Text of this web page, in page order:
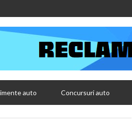
auto Concursuri auto